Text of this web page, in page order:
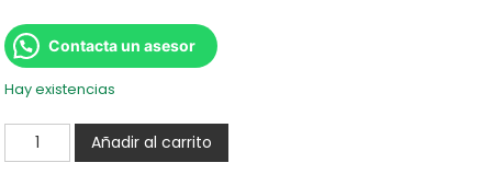
Contacta un asesor
Hay existencias
Añadir al carrito